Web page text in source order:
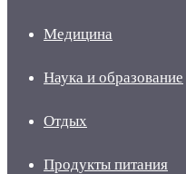
Медицина
Наука и образование
Отдых
Продукты питания